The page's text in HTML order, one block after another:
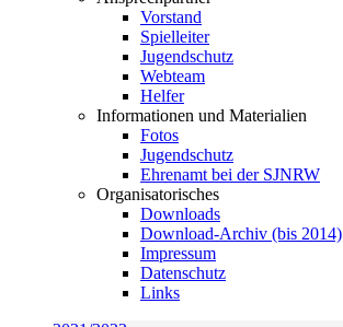
Vorstand
Spielleiter
Jugendschutz
Webteam
Helfer
Informationen und Materialien
Fotos
Jugendschutz
Ehrenamt bei der SJNRW
Organisatorisches
Downloads
Download-Archiv (bis 2014)
Impressum
Datenschutz
Links